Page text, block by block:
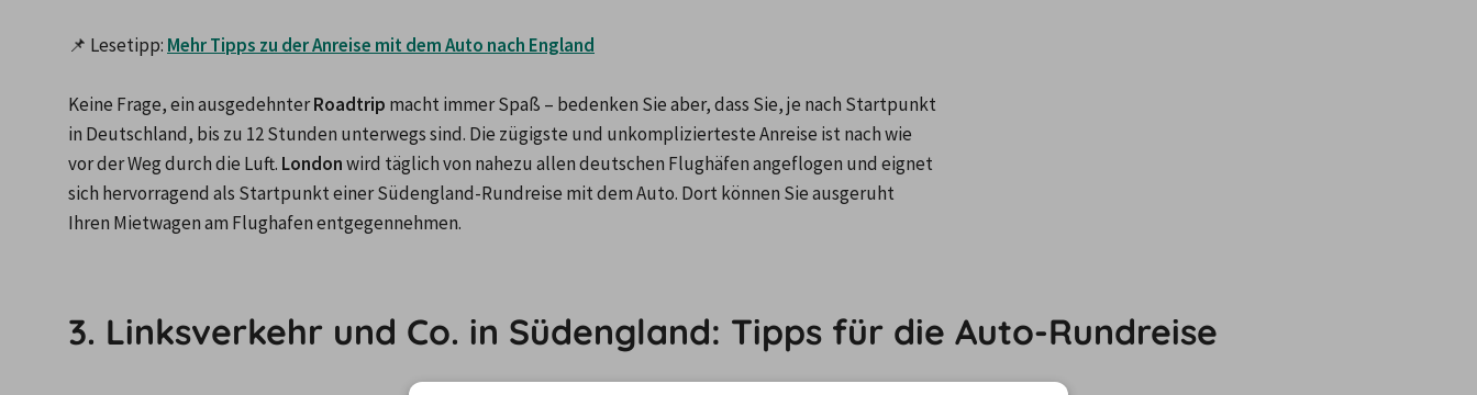
📌 Lesetipp: Mehr Tipps zu der Anreise mit dem Auto nach England
Keine Frage, ein ausgedehnter Roadtrip macht immer Spaß – bedenken Sie aber, dass Sie, je nach Startpunkt
in Deutschland, bis zu 12 Stunden unterwegs sind. Die zügigste und unkomplizierteste Anreise ist nach wie
vor der Weg durch die Luft. London wird täglich von nahezu allen deutschen Flughäfen angeflogen und eignet
sich hervorragend als Startpunkt einer Südengland-Rundreise mit dem Auto. Dort können Sie ausgeruht
Ihren Mietwagen am Flughafen entgegennehmen.
3. Linksverkehr und Co. in Südengland: Tipps für die Auto-Rundreise